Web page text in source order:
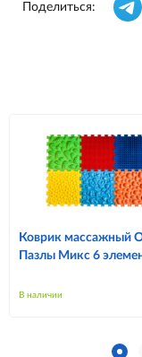
Поделиться:
Коврик массажный
Пазлы Микс 6
В наличии